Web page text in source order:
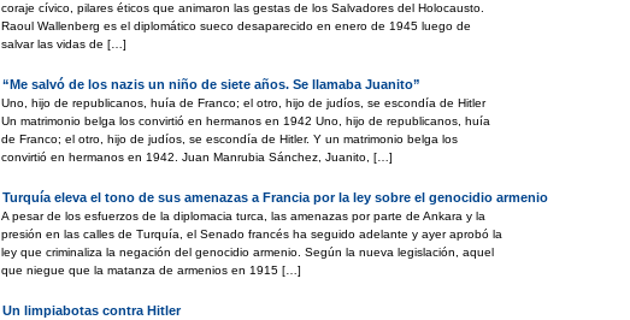
coraje cívico, pilares éticos que animaron las gestas de los Salvadores del Holocausto.
Raoul Wallenberg es el diplomático sueco desaparecido en enero de 1945 luego de
salvar las vidas de […]
“Me salvó de los nazis un niño de siete años. Se llamaba Juanito”
Uno, hijo de republicanos, huía de Franco; el otro, hijo de judíos, se escondía de Hitler
Un matrimonio belga los convirtió en hermanos en 1942 Uno, hijo de republicanos, huía
de Franco; el otro, hijo de judíos, se escondía de Hitler. Y un matrimonio belga los
convirtió en hermanos en 1942. Juan Manrubia Sánchez, Juanito, […]
Turquía eleva el tono de sus amenazas a Francia por la ley sobre el genocidio armenio
A pesar de los esfuerzos de la diplomacia turca, las amenazas por parte de Ankara y la
presión en las calles de Turquía, el Senado francés ha seguido adelante y ayer aprobó la
ley que criminaliza la negación del genocidio armenio. Según la nueva legislación, aquel
que niegue que la matanza de armenios en 1915 […]
Un limpiabotas contra Hitler